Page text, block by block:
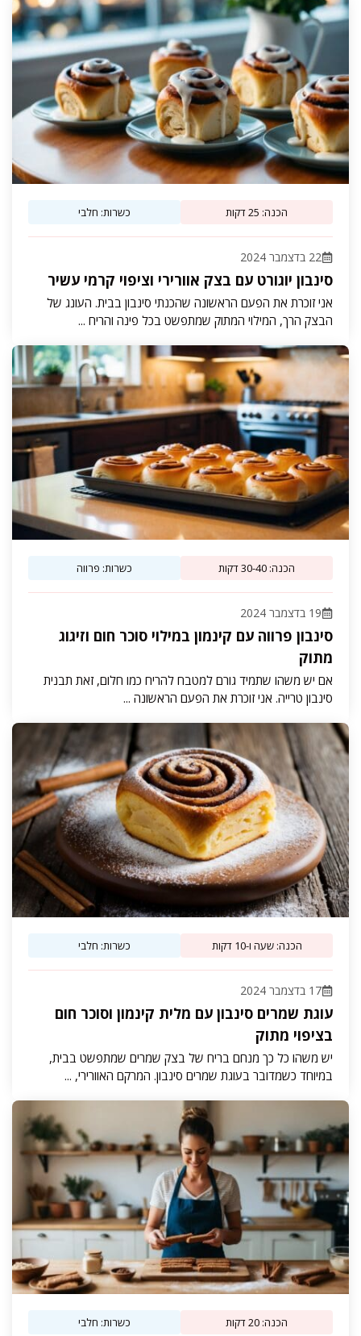
הכנה: 25 דקות כשרות: חלבי
22 בדצמבר 2024
סינבון יוגורט עם בצק אוורירי וציפוי קרמי עשיר
אני זוכרת את הפעם הראשונה שהכנתי סינבון בבית. העונג של
הבצק הרך, המילוי המתוק שמתפשט בכל פינה והריח ...
הכנה: 30-40 דקות כשרות: פרווה
19 בדצמבר 2024
סינבון פרווה עם קינמון במילוי סוכר חום וזיגוג
מתוק
אם יש משהו שתמיד גורם למטבח להריח כמו חלום, זאת תבנית
סינבון טרייה. אני זוכרת את הפעם הראשונה ...
הכנה: שעה ו-10 דקות כשרות: חלבי
17 בדצמבר 2024
עוגת שמרים סינבון עם מלית קינמון וסוכר חום
בציפוי מתוק
יש משהו כל כך מנחם בריח של בצק שמרים שמתפשט בבית,
במיוחד כשמדובר בעוגת שמרים סינבון. המרקם האוורירי, ...
הכנה: 20 דקות כשרות: חלבי